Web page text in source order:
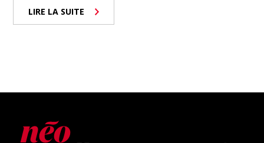
LIRE LA SUITE